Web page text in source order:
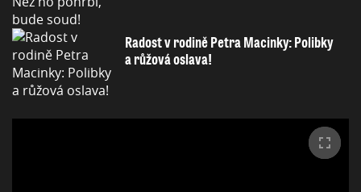
Radost v rodině Petra Macinky: Polibky
a růžová oslava!